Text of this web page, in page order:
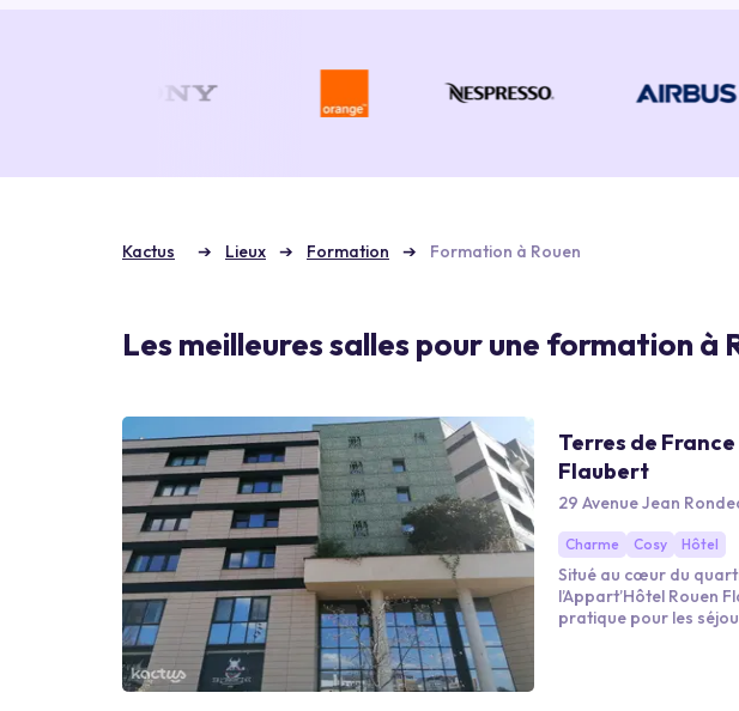
Kactus Lieux Formation Formation à Rouen
Les meilleures salles pour une formation à
Terres de
Flaubert
29 Avenue Jean
Charme Cosy Hôtel
Situé au cœur du
l’Appart’Hôtel Rouen
pratique pour les
bien desservi par les